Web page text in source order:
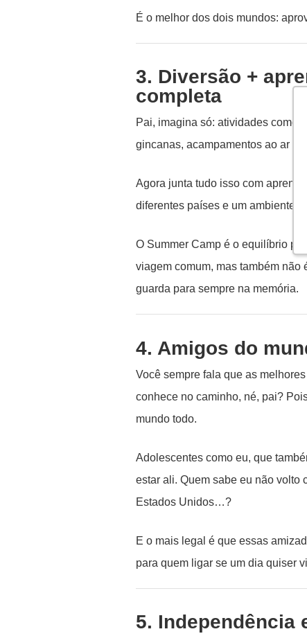
É o melhor dos dois mundos:
3. Diversão +
completa
Pai, imagina só: atividades como
gincanas, acampamentos ao ar
Agora junta tudo isso com
diferentes países e um ambiente
O Summer Camp é o equilíbrio
viagem comum, mas também não
guarda para sempre na memória.
4. Amigos do
Você sempre fala que as
conhece no caminho, né, pai?
mundo todo.
Adolescentes como eu, que
estar ali. Quem sabe eu não volto
Estados Unidos…?
E o mais legal é que essas
para quem ligar se um dia quiser
5. Independência